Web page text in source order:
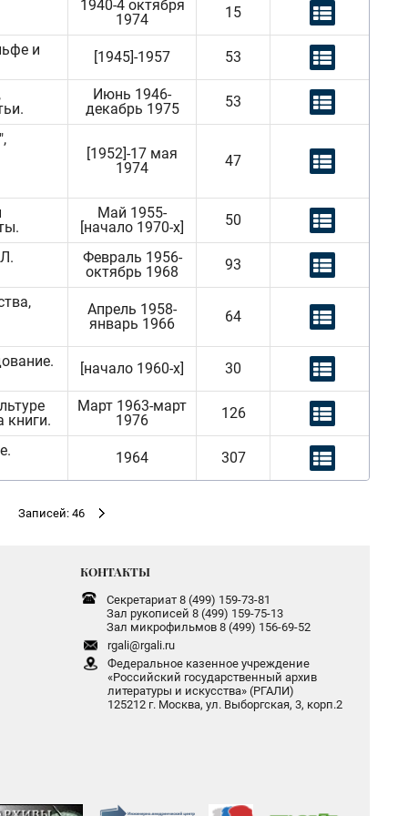
1940-4 октября
1974
15
и [1945]-1957 53
Июнь 1946-
декабрь 1975
53
[1952]-17 мая
1974
47
Май 1955-
[начало 1970-х]
50
Февраль 1956-
октябрь 1968
93
Апрель 1958-
январь 1966
64
[начало 1960-х] 30
книги.
Март 1963-март
1976
126
1964 307
Записей: 46
КОНТАКТЫ
Секретариат 8 (499) 159-73-81
Зал рукописей 8 (499) 159-75-13
Зал микрофильмов 8 (499) 156-69-52
rgali@rgali.ru
Федеральное казенное учреждение
«Российский государственный архив
литературы и искусства» (РГАЛИ)
125212 г. Москва, ул. Выборгская, 3, корп.2